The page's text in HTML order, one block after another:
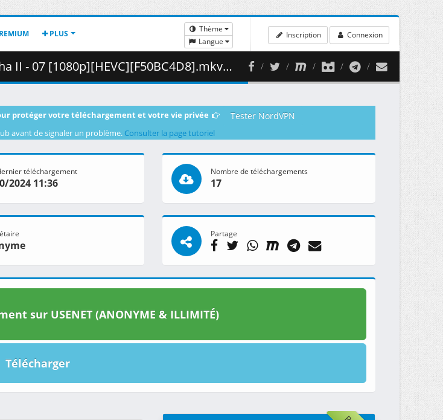
PLUS
Thème
Langue
Inscription Connexion
( 252.09 MB )
protéger votre téléchargement et votre vie privée Tester NordVPN
avant de signaler un problème. Consulter la page tutoriel
téléchargement
2024 11:36
Nombre de téléchargements
17
Partage
sur USENET (ANONYME & ILLIMITÉ)
Télécharger